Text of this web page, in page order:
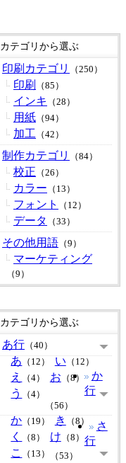
カテゴリから選ぶ
印刷カテゴリ （250）
印刷 （85）
インキ （28）
用紙 （94）
加工 （42）
制作カテゴリ （84）
校正 （26）
カラー （13）
フォント （12）
データ （33）
その他用語 （9）
マーケティング
（9）
カテゴリから選ぶ
あ行 （40）
あ （12） い （12）
え （4） お （8）
う （4）
か
行
（56）
か （19） き （8）
く （8） け （8）
こ （13）
さ
行
（53）